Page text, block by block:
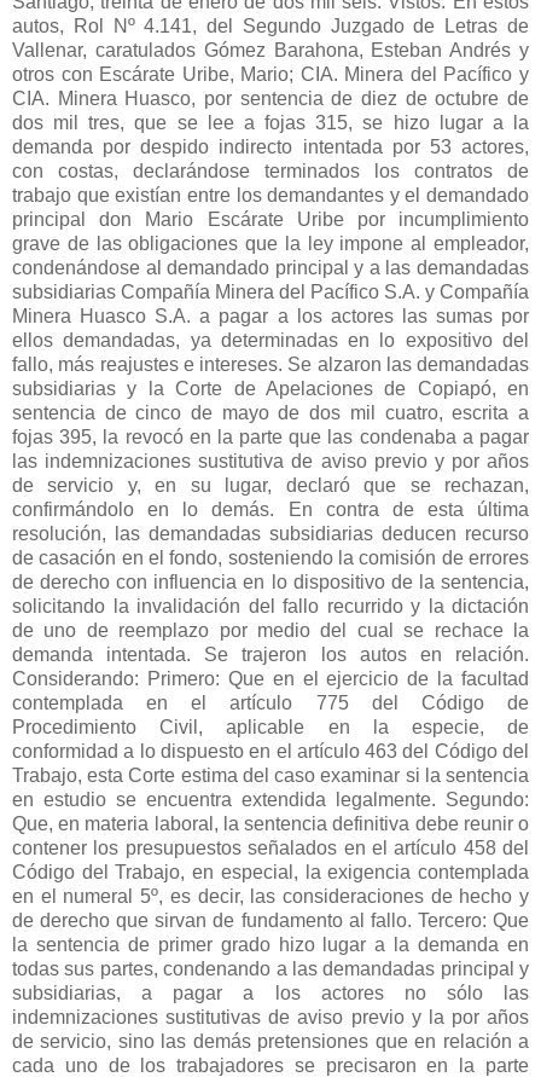
autos, Rol Nº 4.141, del Segundo Juzgado de Letras de
Vallenar, caratulados Gómez Barahona, Esteban Andrés y
otros con Escárate Uribe, Mario; CIA. Minera del Pacífico y
CIA. Minera Huasco, por sentencia de diez de octubre de
dos mil tres, que se lee a fojas 315, se hizo lugar a la
demanda por despido indirecto intentada por 53 actores,
con costas, declarándose terminados los contratos de
trabajo que existían entre los demandantes y el demandado
principal don Mario Escárate Uribe por incumplimiento
grave de las obligaciones que la ley impone al empleador,
condenándose al demandado principal y a las demandadas
subsidiarias Compañía Minera del Pacífico S.A. y Compañía
Minera Huasco S.A. a pagar a los actores las sumas por
ellos demandadas, ya determinadas en lo expositivo del
fallo, más reajustes e intereses. Se alzaron las demandadas
subsidiarias y la Corte de Apelaciones de Copiapó, en
sentencia de cinco de mayo de dos mil cuatro, escrita a
fojas 395, la revocó en la parte que las condenaba a pagar
las indemnizaciones sustitutiva de aviso previo y por años
de servicio y, en su lugar, declaró que se rechazan,
confirmándolo en lo demás. En contra de esta última
resolución, las demandadas subsidiarias deducen recurso
de casación en el fondo, sosteniendo la comisión de errores
de derecho con influencia en lo dispositivo de la sentencia,
solicitando la invalidación del fallo recurrido y la dictación
de uno de reemplazo por medio del cual se rechace la
demanda intentada. Se trajeron los autos en relación.
Considerando: Primero: Que en el ejercicio de la facultad
contemplada en el artículo 775 del Código de
Procedimiento Civil, aplicable en la especie, de
conformidad a lo dispuesto en el artículo 463 del Código del
Trabajo, esta Corte estima del caso examinar si la sentencia
en estudio se encuentra extendida legalmente. Segundo:
Que, en materia laboral, la sentencia definitiva debe reunir o
contener los presupuestos señalados en el artículo 458 del
Código del Trabajo, en especial, la exigencia contemplada
en el numeral 5º, es decir, las consideraciones de hecho y
de derecho que sirvan de fundamento al fallo. Tercero: Que
la sentencia de primer grado hizo lugar a la demanda en
todas sus partes, condenando a las demandadas principal y
subsidiarias, a pagar a los actores no sólo las
indemnizaciones sustitutivas de aviso previo y la por años
de servicio, sino las demás pretensiones que en relación a
cada uno de los trabajadores se precisaron en la parte